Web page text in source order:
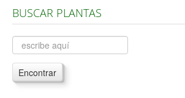
Árboles, Cicas y Palmeras de la G a la Z
Plantas Anuales y Perennes
Plantas Bulbosas y Acuáticas
Plantas de Interior
BUSCAR PLANTAS
Encontrar